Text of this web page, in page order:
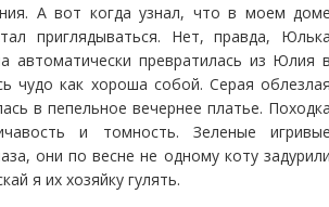
А вот когда узнал, что в моем
приглядываться. Нет, правда,
автоматически превратилась из Юлия
чудо как хороша собой. Серая
в пепельное вечернее платье.
и томность. Зеленые
они по весне не одному коту
я их хозяйку гулять.